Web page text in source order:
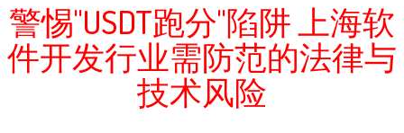
警惕"USDT跑分"陷阱 上海软
件开发行业需防范的法律与
技术风险